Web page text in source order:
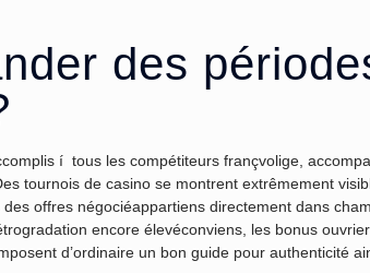
des
í tous les compétiteurs françvolige,
tournois de casino se montrent extrêmement
offres négociéappartiens directement dans
encore élevéconviens, les bonus
d’ordinaire un bon guide pour authenticité